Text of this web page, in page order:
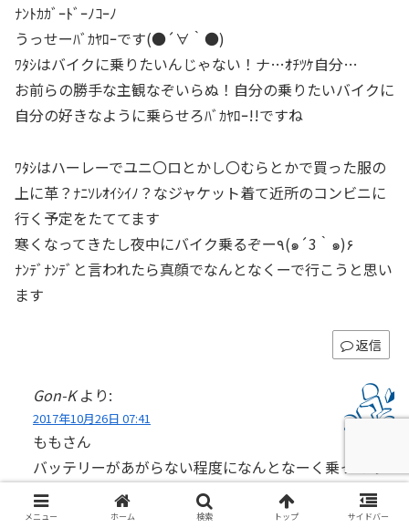
ﾅﾝﾄｶｶﾞｰﾄﾞｰﾉｺｰﾉ
うっせーﾊﾞｶﾔﾛｰです(●´∀｀●)
ﾜﾀｼはバイクに乗りたいんじゃない！ナ…ｵﾁﾂｹ自分…
お前らの勝手な主観なぞいらぬ！自分の乗りたいバイクに
自分の好きなように乗らせろﾊﾞｶﾔﾛｰ!!ですね
ﾜﾀｼはハーレーでユニ〇ロとかし〇むらとかで買った服の
上に革？ﾅﾆｿﾚｵｲｼｲﾉ？なジャケット着て近所のコンビニに
行く予定をたててます
寒くなってきたし夜中にバイク乗るぞー٩(๑´3｀๑)۶
ﾅﾝﾃﾞﾅﾝﾃﾞと言われたら真顔でなんとなくーで行こうと思い
ます
返信
Gon-K より:
2017年10月26日 07:41
ももさん
バッテリーがあがらない程度になんとなーく乗ってあ
げてください。
メニュー ホーム 検索 トップ サイドバー